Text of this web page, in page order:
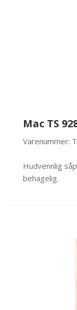
Mac TS
Varenummer:
Hudvennlig
behagelig.